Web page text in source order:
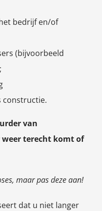
bedrijf en/of
(bijvoorbeeld
constructie.
van
terecht komt of
maar pas deze aan!
dat u niet langer